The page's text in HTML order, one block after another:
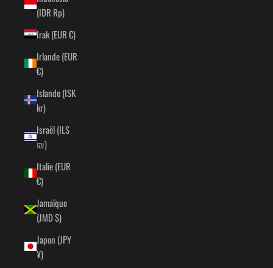
(IDR Rp)
Irak (EUR €)
Irlande (EUR
€)
Islande (ISK
kr)
Israël (ILS
₪)
Italie (EUR
€)
Jamaïque
(JMD $)
Japon (JPY
¥)